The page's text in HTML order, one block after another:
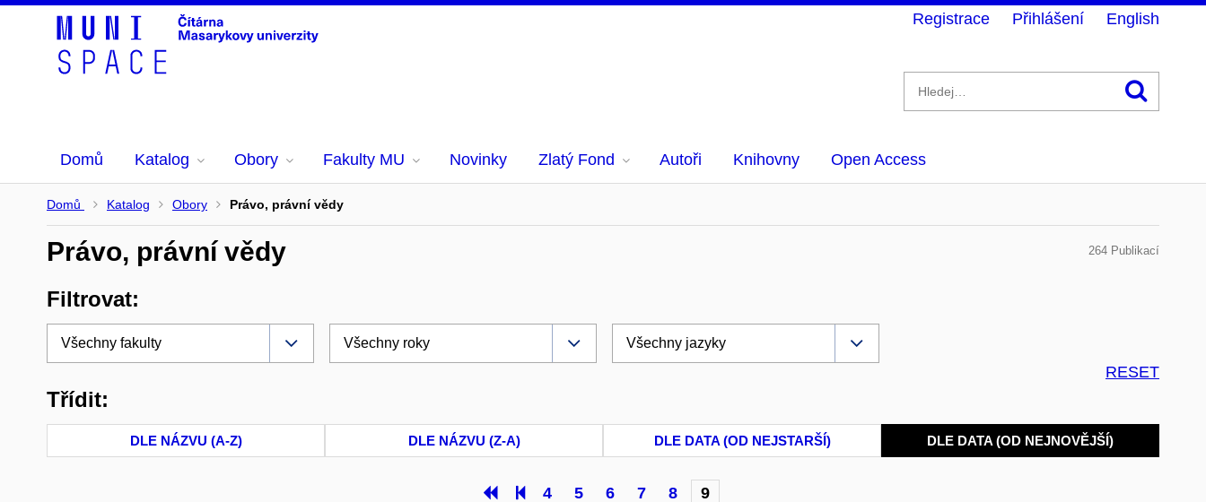
Domů Katalog Obory Fakulty MU Novinky Zlatý Fond Autoři Knihovny Open Access
Registrace Přihlášení English
Domů Katalog Obory Právo, právní vědy
264 Publikací
Právo, právní vědy
Filtrovat:
RESET
Třídit:
DLE NÁZVU (A-Z) DLE NÁZVU (Z-A) DLE DATA (OD NEJSTARŠÍ) DLE DATA (OD NEJNOVĚJŠÍ)
4 5 6 7 8 9